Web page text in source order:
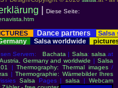
Diese Seite:
Dance partners
Salsa
Salsa worldwide
Servern: Bachata | Salsa:salsa .at
Germany and worldwide |Salsa
|Thermography: Thermal images/
| Thermographie: Wärmebilder Ihres
Salsa Pages |salsa |Webcam